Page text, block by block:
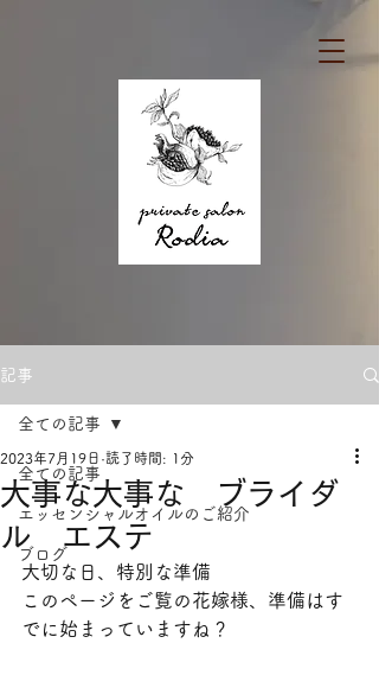
記事
全ての記事
エッセンシャルオイルのご紹介
ブログ
全ての記事
大事な大事な ブライダ
ル エステ
2023年7月19日 読了時間: 1分
大切な日、特別な準備
​このページをご覧の花嫁様、準備はす
でに始まっていますね？